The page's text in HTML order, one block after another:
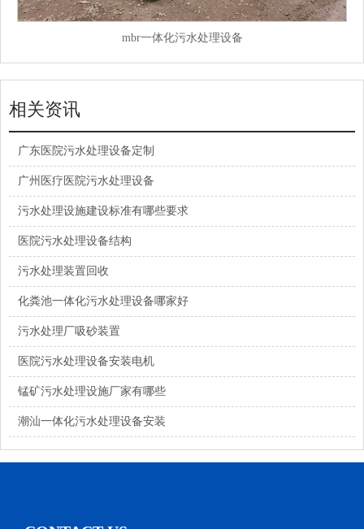
mbr一体化污水处理设备
相关资讯
广东医院污水处理设备定制
广州医疗医院污水处理设备
污水处理设施建设标准有哪些要求
医院污水处理设备结构
污水处理装置回收
化粪池一体化污水处理设备哪家好
污水处理厂吸砂装置
医院污水处理设备安装电机
锰矿污水处理设施厂家有哪些
潮汕一体化污水处理设备安装